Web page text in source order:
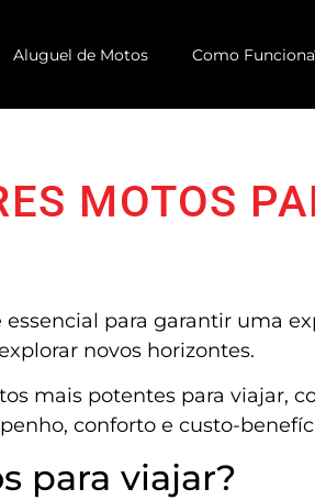
Aluguel de Motos Como
MOTOS
essencial para garantir uma
novos horizontes.
mais potentes para viajar,
conforto e custo-
para viajar?